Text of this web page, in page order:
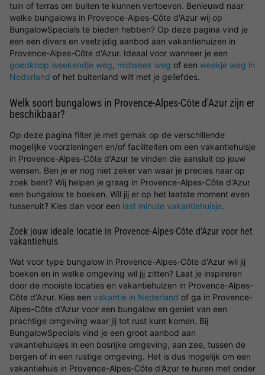
tuin of terras om buiten te kunnen vertoeven. Benieuwd naar
welke bungalows in Provence-Alpes-Côte d'Azur wij op
BungalowSpecials te bieden hebben? Op deze pagina vind je
een een divers en veelzijdig aanbod aan vakantiehuizen in
Provence-Alpes-Côte d'Azur. Ideaal voor wanneer je een
goedkoop weekendje weg, midweek weg of een weekje weg in
Nederland of het buitenland wilt met je geliefdes.
Welk soort bungalows in Provence-Alpes-Côte d'Azur zijn er
beschikbaar?
Op deze pagina filter je met gemak op de verschillende
mogelijke voorzieningen en/of faciliteiten om een vakantiehuisje
in Provence-Alpes-Côte d'Azur te vinden die aansluit op jouw
wensen. Ben je er nog niet zeker van waar je precies naar op
zoek bent? Wij helpen je graag in Provence-Alpes-Côte d'Azur
een bungalow te boeken. Wil jij er op het laatste moment even
tussenuit? Kies dan voor een last minute vakantiehuisje.
Zoek jouw ideale locatie in Provence-Alpes-Côte d'Azur voor het
vakantiehuis
Wat voor type bungalow in Provence-Alpes-Côte d'Azur wil jij
boeken en in welke omgeving wil jij zitten? Laat je inspireren
door de mooiste locaties en vakantiehuizen in Provence-Alpes-
Côte d'Azur. Kies een vakantie in Nederland of ga in Provence-
Alpes-Côte d'Azur voor een bungalow en geniet van een
prachtige omgeving waar jij tot rust kunt komen. Bij
BungalowSpecials vind je een groot aanbod aan
vakantiehuisjes in een bosrijke omgeving, aan zee, tussen de
bergen of in een rustige omgeving. Het is dus mogelijk om een
vakantiehuis in Provence-Alpes-Côte d'Azur te huren met onder